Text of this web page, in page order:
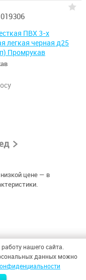
019306
ПВХ 3-х
легкая черная д25
Промрукав
цене — в
нашего сайта.
данных можно